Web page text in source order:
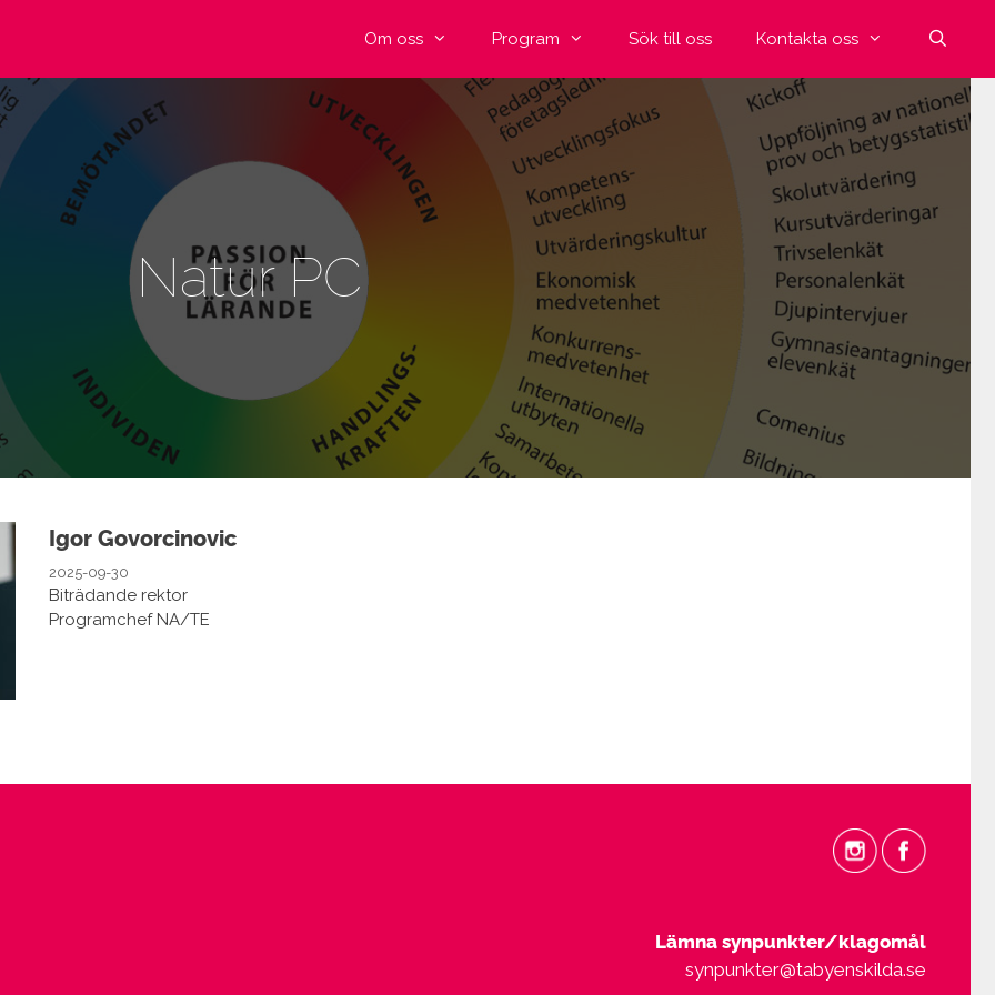
Om oss Program Sök till oss Kontakta oss
Natur PC
Igor Govorcinovic
2025-09-30
Biträdande rektor
Programchef NA/TE
Lämna synpunkter/klagomål
synpunkter@tabyenskilda.se